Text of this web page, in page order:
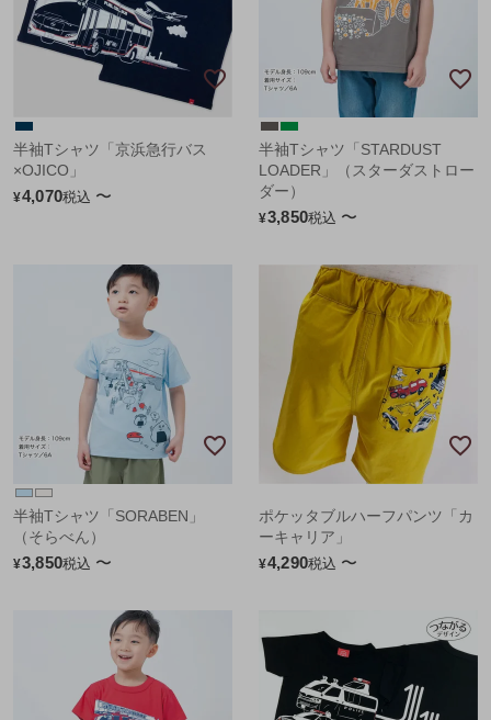
半袖Tシャツ「京浜急行バス
×OJICO」
¥4,070税込 〜
半袖Tシャツ「STARDUST
LOADER」（スターダストロー
ダー）
¥3,850税込 〜
半袖Tシャツ「SORABEN」
（そらべん）
¥3,850税込 〜
ポケッタブルハーフパンツ「カ
ーキャリア」
¥4,290税込 〜